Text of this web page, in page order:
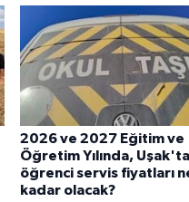
2026 ve 2027 Eğitim ve
Öğretim Yılında,
öğrenci servis fiyatları
kadar olacak?